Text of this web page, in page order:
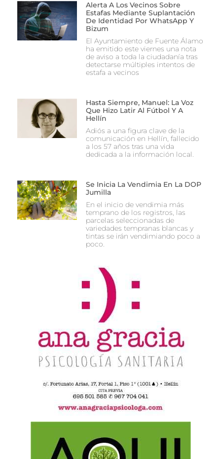
Alerta A Los Vecinos Sobre
Estafas Mediante Suplantación
De Identidad Por WhatsApp Y
Bizum
El Ayuntamiento de Fuente Álamo
ha emitido este viernes una nota
de aviso a toda la ciudadanía tras
detectarse múltiples intentos de
estafa a vecinos
Hasta Siempre, Manuel: La Voz
Que Hizo Latir Al Fútbol Y A
Hellín
Adiós a una figura clave de la
comunicación en Hellín, fallecido
a los 57 años tras una vida
dedicada a la información local.
Se Inicia La Vendimia En La DOP
Jumilla
En el inicio de vendimia más
temprano de los registros, las
parcelas seleccionadas de
variedades tempranas blancas y
tintas se irán vendimiando poco a
poco.